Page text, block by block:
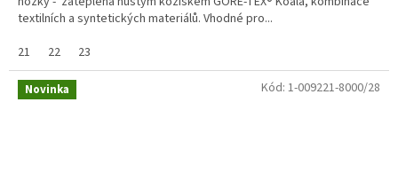
textilních a syntetických materiálů. Vhodné pro...
21
22 23
Novinka Kód: 1-009221-8000/28